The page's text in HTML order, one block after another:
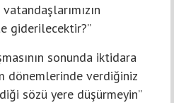
giderilecektir?”
sonunda iktidara
dönemlerinde verdiğiniz
sözü yere düşürmeyin”